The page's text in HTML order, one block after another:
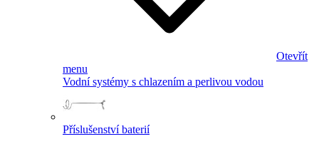
Otevřít
menu
Vodní systémy s chlazením a perlivou vodou
Příslušenství baterií